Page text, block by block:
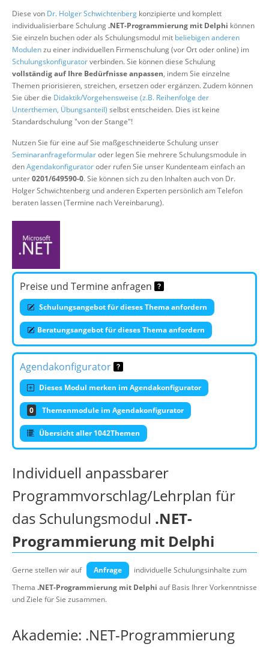
Suche
Diese von Dr. Holger Schwichtenberg konzipierte und komplett
individualisierbare Schulung.NET-Programmierung mit Delphi können
Sie einzeln buchen oder als Schulungsmodul mit beliebigen anderen
Modulenzu einer individuellen Firmenschulung (vor Ort oder online) im
Schulungskonfiguratorverbinden. Sie können diese Schulung
vollständig auf Ihre Bedürfnisse anpassen, indem Sie einzelne
Themen priorisieren, streichen, ersetzen oder ergänzen. Zudem können
Sie über die Didaktik/Vorgehensweise (z.B. Reihenfolge der
Unterthemen, Übungsanteil) selbst entscheiden. Dies ist keine
Standardschulung "von der Stange"!
Nutzen Sie für eine auf Sie maßgeschneiderte Schulung unser
Seminaranfrageformularoder legen Sie mehrere Schulungsmodule in
denAgendakonfiguratoroder rufen Sie unser Kundenteam einfach an
unter0201/649590-0. Sie können sich zu den Inhalten auch von Dr.
Holger Schwichtenberg und anderen Experten persönlich am Telefon
beraten lassen (Termine nach Vereinbarung).
Preise und Termine anfragen
Schulungsangebot für dieses Thema anfordern
Beratungsangebot für dieses Thema anfordern
Agendakonfigurator
Dieses Modul merken im Agendakonfigurator
0 Themenmodule im Agendakonfigurator
Übersicht aller 1042Themen
Individuell anpassbarer
Programmvorschlag/Lehrplan für
das Schulungsmodul .NET-
Programmierung mit Delphi
Gerne stellen wir auf Anfrage
individuelle Schulungsinhalte zum
Thema .NET-Programmierung mit Delphi auf Basis Ihrer Vorkenntnisse
und Ziele für Sie zusammen.
Akademie: .NET-Programmierung